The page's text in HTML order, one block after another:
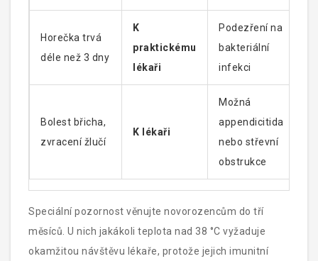
Horečka trvá
déle než 3 dny
K
praktickému
lékaři
Podezření na
bakteriální
infekci
Bolest břicha,
zvracení žlučí
K lékaři
Možná
appendicitida
nebo střevní
obstrukce
Speciální pozornost věnujte novorozencům do tří
měsíců. U nich jakákoli teplota nad 38 °C vyžaduje
okamžitou návštěvu lékaře, protože jejich imunitní